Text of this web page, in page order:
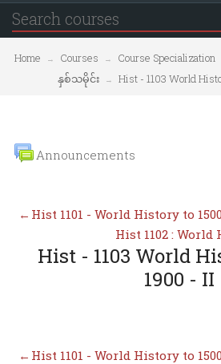
Home → Courses → Course Specialization
နှစ်သမိုင်း
→ Hist - 1103 World
Announcements
← Hist 1101 - World History to
Hist 1102 : World
Hist - 1103 World
1900 - II
← Hist 1101 - World History to